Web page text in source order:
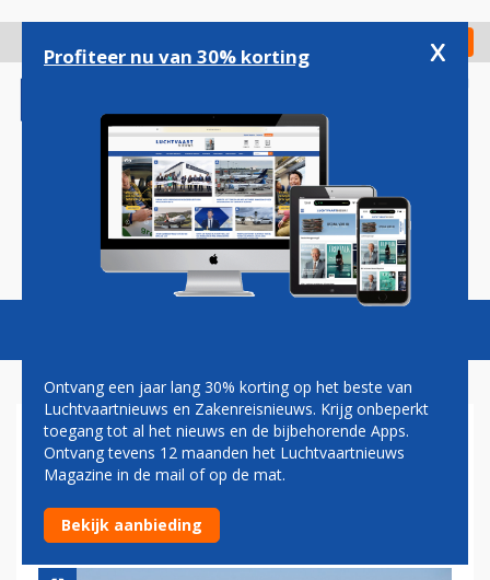
gaan
Check in
Magazine Podcasts Vacatures
LUCHTHAVEN FRANKFURT
DONDERDAG DICHT VOOR
VERTREKKERS OM STAKING
Profiteer nu van 30% korting x
Ontvang een jaar lang 30% korting op het beste van
Luchtvaartnieuws en Zakenreisnieuws. Krijg onbeperkt
toegang tot al het nieuws en de bijbehorende Apps.
Ontvang tevens 12 maanden het Luchtvaartnieuws
Magazine in de mail of op de mat.
Bekijk aanbieding